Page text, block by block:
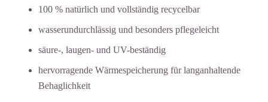
100 % natürlich und vollständig recycelbar
wasserundurchlässig und besonders pflegeleicht
säure-, laugen- und UV-beständig
hervorragende Wärmespeicherung für langanhaltende
Behaglichkeit